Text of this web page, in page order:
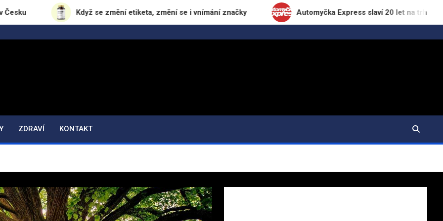
Když se změní etiketa, změní se i vnímání značky Automyčka Express slaví 20 let na trhu novou
ZDRAVÍ KONTAKT